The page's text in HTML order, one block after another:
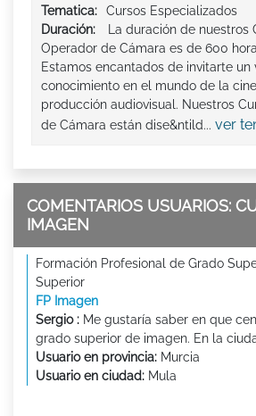
Tematica:
Cursos Especializados
Duración:
La duración de nuestros
Operador de Cámara es de 600
Estamos encantados de invitarte un
conocimiento en el mundo de la
producción audiovisual. Nuestros
de Cámara están dise&ntild... ver
COMENTARIOS USUARIOS:
IMAGEN
Formación Profesional de Grado
Superior
FP Imagen
Sergio : Me gustaría saber en que
grado superior de imagen. En la
Usuario en provincia: Murcia
Usuario en ciudad: Mula